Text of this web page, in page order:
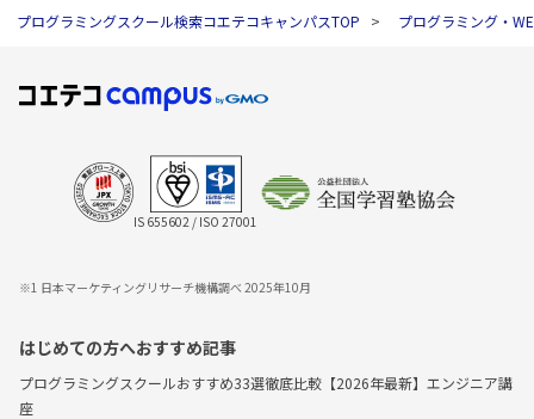
プログラミングスクール検索コエテコキャンパスTOP プログラミング・
IS 655602 / ISO 27001
※1 日本マーケティングリサーチ機構調べ 2025年10月
はじめての方へおすすめ記事
プログラミングスクールおすすめ33選徹底比較【2026年最新】エンジニア講
座